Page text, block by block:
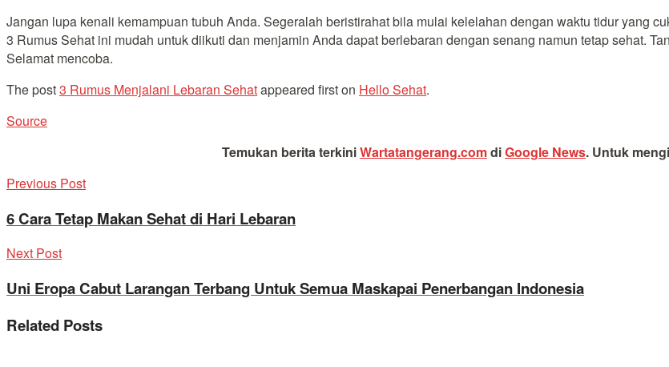
Jangan lupa kenali kemampuan tubuh Anda. Segeralah beristirahat bila mulai kelelahan dengan waktu tidur yang
3 Rumus Sehat ini mudah untuk diikuti dan menjamin Anda dapat berlebaran dengan senang namun tetap sehat.
Selamat mencoba.
The post3 Rumus Menjalani Lebaran Sehatappeared first on Hello Sehat.
Source
Temukan berita terkiniWartatangerang.comdiGoogle News. Untuk
Previous Post
6 Cara Tetap Makan Sehat di Hari Lebaran
Next Post
Uni Eropa Cabut Larangan Terbang Untuk Semua Maskapai Penerbangan Indonesia
Related Posts